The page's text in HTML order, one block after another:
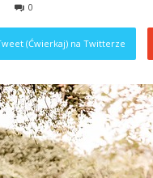
0
(Ćwierkaj) na Twitterze